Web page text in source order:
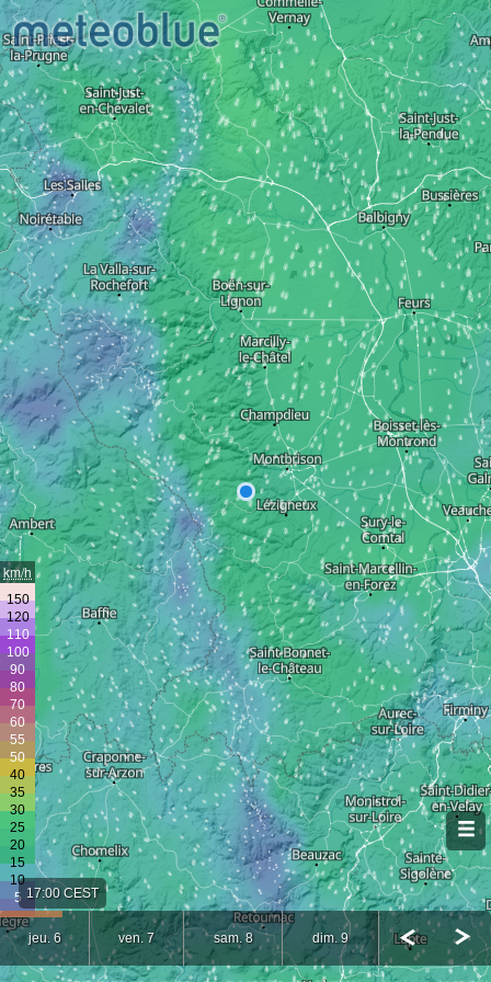
17:00 CEST
jeu. 6 ven. 7 sam. 8 dim. 9
km/h